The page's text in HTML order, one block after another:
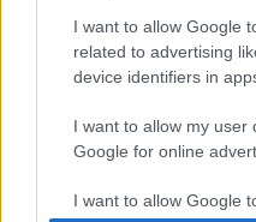
I want to allow Google
related to advertising
device identifiers in
I want to allow my user
Google for online
I want to allow Google